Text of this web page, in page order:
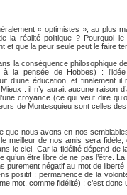
« optimistes », au plus
la réalité politique ? Pourquoi le
et que la peur seule peut le faire
la conséquence philosophique
la pensée de Hobbes) :
d’une éducation, et finalement il
: il n’y aurait aucune raison
croyance (ce qui veut dire
de Montesquieu sont celles
que nous avons en nos
meilleur de nos amis sera
le ciel. Car la fidélité dépend de
être libre de ne pas l’être.
purement négatif au mot de
positif : permanence de la
mot, comme fidélité) ; c’est